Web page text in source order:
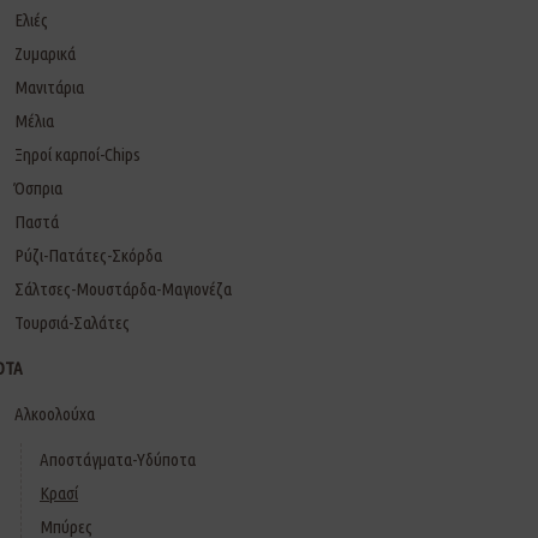
Ελιές
Ζυμαρικά
Μανιτάρια
Μέλια
Ξηροί καρποί-Chips
Όσπρια
Παστά
Ρύζι-Πατάτες-Σκόρδα
Σάλτσες-Μουστάρδα-Μαγιονέζα
Τουρσιά-Σαλάτες
Αλκοολούχα
Αποστάγματα-Υδύποτα
Κρασί
Μπύρες